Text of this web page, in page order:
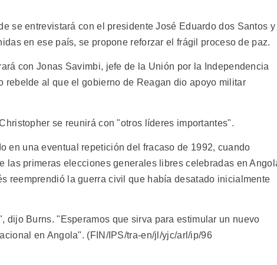
se entrevistará con el presidente José Eduardo dos Santos y
en ese país, se propone reforzar el frágil proceso de paz.
con Jonas Savimbi, jefe de la Unión por la Independencia
rebelde al que el gobierno de Reagan dio apoyo militar
se reunirá con "otros líderes importantes".
en una eventual repetición del fracaso de 1992, cuando
las primeras elecciones generales libres celebradas en
reemprendió la guerra civil que había desatado inicialmente
dijo Burns. "Esperamos que sirva para estimular un nuevo
en Angola". (FIN/IPS/tra-en/jl/yjc/arl/ip/96